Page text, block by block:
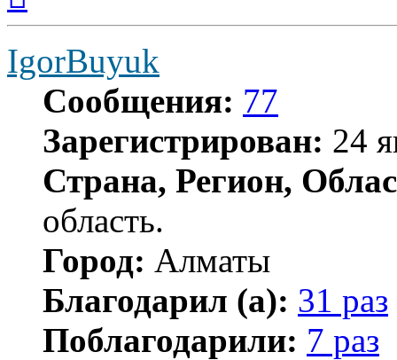
началу
IgorBuyuk
Сообщения: 77
Зарегистрирован: 24
Страна, Регион,
область.
Город: Алматы
Благодарил (а): 31 раз
Поблагодарили: 7 раз